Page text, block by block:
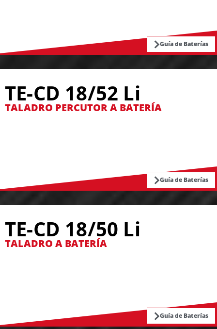
Guía de Baterías
TE-CD 18/52 Li
TALADRO PERCUTOR A BATERÍA
Guía de Baterías
TE-CD 18/50 Li
TALADRO A BATERÍA
Guía de Baterías